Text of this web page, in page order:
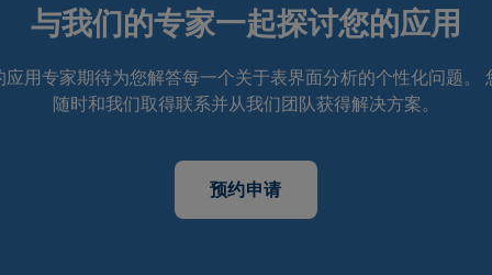
与我们的专家一起探讨您的应用
应用专家期待为您解答每一个关于表界面分析的个性化问题。
随时和我们取得联系并从我们团队获得解决方案。
预约申请